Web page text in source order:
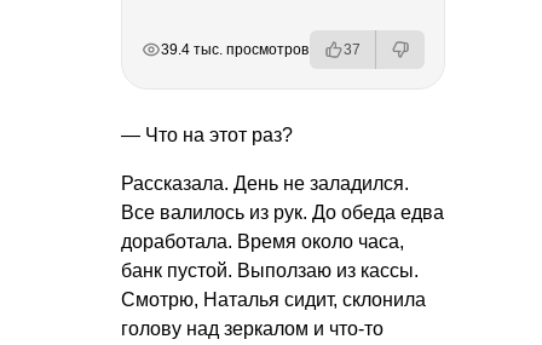
39.4 тыс. просмотров 37
— Что на этот раз?
Рассказала. День не заладился.
Все валилось из рук. До обеда едва
доработала. Время около часа,
банк пустой. Выползаю из кассы.
Смотрю, Наталья сидит, склонила
голову над зеркалом и что-то